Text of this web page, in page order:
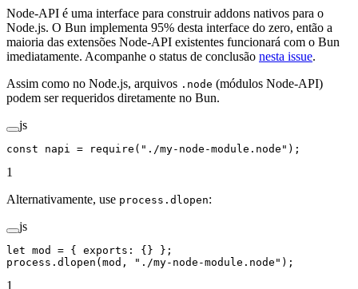
Node-API é uma interface para construir addons nativos para o
Node.js. O Bun implementa 95% desta interface do zero, então a
maioria das extensões Node-API existentes funcionará com o Bun
imediatamente. Acompanhe o status de conclusão nesta issue.
Assim como no Node.js, arquivos .node (módulos Node-API)
podem ser requeridos diretamente no Bun.
js
const napi = require ( "./my-node-module.node" );
1
Alternativamente, use process.dlopen:
js
let mod = { exports: {} };
process. dlopen (mod, "./my-node-module.node" );
1